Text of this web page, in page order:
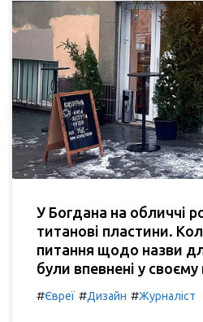
У Богдана на обличчі
титанові пластини.
питання щодо назви
були впевнені у своєму
#Євреї #Дизайн #Журналіст